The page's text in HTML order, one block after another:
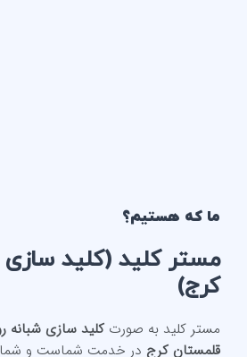
ما که هستیم؟
مستر کلید (کلید
کرج)
مستر کلید به صورت کلید سازی شبانه
قلمستان کرج در خدمت شماست و شما